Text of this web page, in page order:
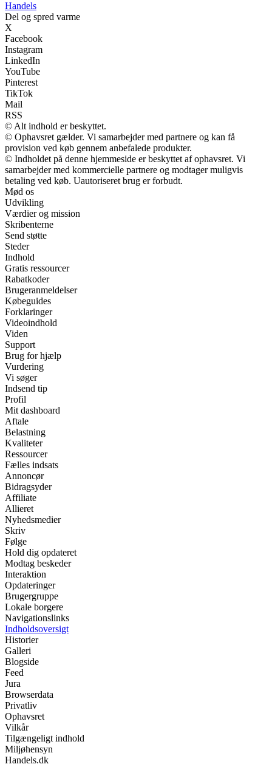
Handels
Del og spred varme
X
Facebook
Instagram
LinkedIn
YouTube
Pinterest
TikTok
Mail
RSS
© Alt indhold er beskyttet.
© Ophavsret gælder. Vi samarbejder med partnere og kan få
provision ved køb gennem anbefalede produkter.
© Indholdet på denne hjemmeside er beskyttet af ophavsret. Vi
samarbejder med kommercielle partnere og modtager muligvis
betaling ved køb. Uautoriseret brug er forbudt.
Mød os
Udvikling
Værdier og mission
Skribenterne
Send støtte
Steder
Indhold
Gratis ressourcer
Rabatkoder
Brugeranmeldelser
Købeguides
Forklaringer
Videoindhold
Viden
Support
Brug for hjælp
Vurdering
Vi søger
Indsend tip
Profil
Mit dashboard
Aftale
Belastning
Kvaliteter
Ressourcer
Fælles indsats
Annoncør
Bidragsyder
Affiliate
Allieret
Nyhedsmedier
Skriv
Følge
Hold dig opdateret
Modtag beskeder
Interaktion
Opdateringer
Brugergruppe
Lokale borgere
Navigationslinks
Indholdsoversigt
Historier
Galleri
Blogside
Feed
Jura
Browserdata
Privatliv
Ophavsret
Vilkår
Tilgængeligt indhold
Miljøhensyn
Handels.dk